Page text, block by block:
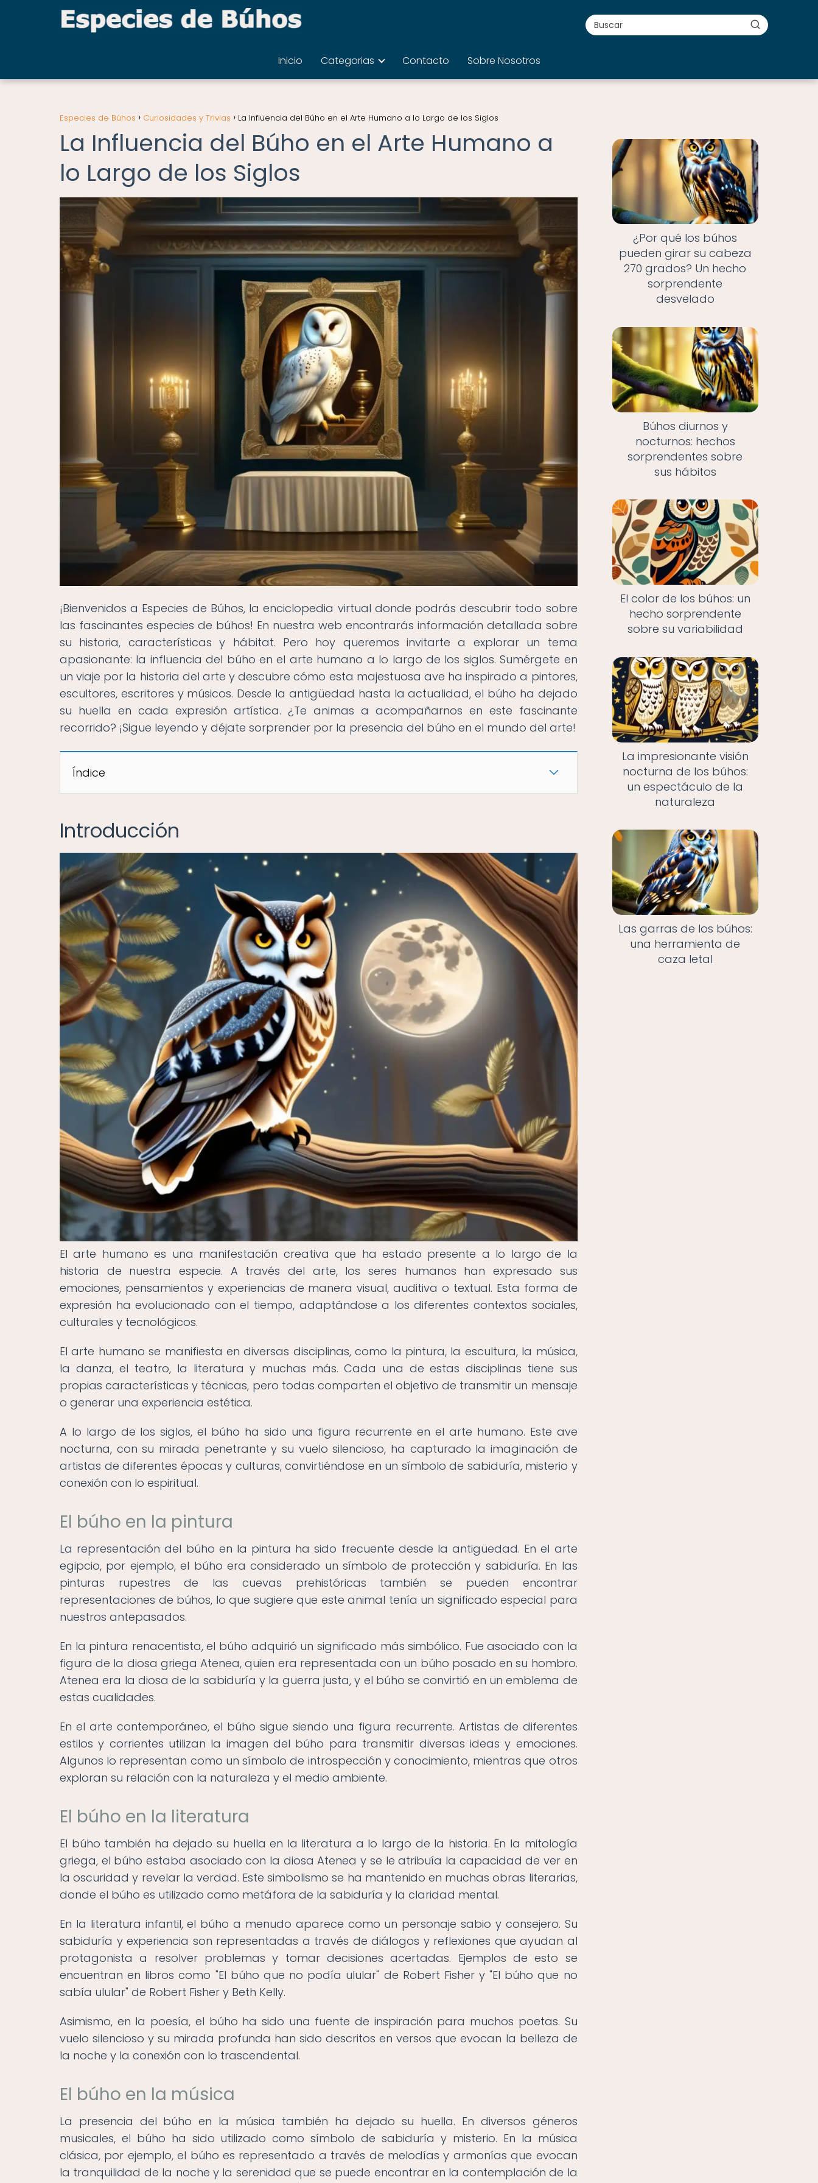
Inicio Categorias Contacto Sobre Nosotros
Especies de Búhos Curiosidades y Trivias La Influencia del Búho en el Arte Humano a lo Largo de los Siglos
La Influencia del Búho en el Arte Humano a
lo Largo de los Siglos
¡Bienvenidos a Especies de Búhos, la enciclopedia virtual donde podrás descubrir todo sobre
las fascinantes especies de búhos! En nuestra web encontrarás información detallada sobre
su historia, características y hábitat. Pero hoy queremos invitarte a explorar un tema
apasionante: la influencia del búho en el arte humano a lo largo de los siglos. Sumérgete en
un viaje por la historia del arte y descubre cómo esta majestuosa ave ha inspirado a pintores,
escultores, escritores y músicos. Desde la antigüedad hasta la actualidad, el búho ha dejado
su huella en cada expresión artística. ¿Te animas a acompañarnos en este fascinante
recorrido? ¡Sigue leyendo y déjate sorprender por la presencia del búho en el mundo del arte!
Índice
Introducción
El arte humano es una manifestación creativa que ha estado presente a lo largo de la
historia de nuestra especie. A través del arte, los seres humanos han expresado sus
emociones, pensamientos y experiencias de manera visual, auditiva o textual. Esta forma de
expresión ha evolucionado con el tiempo, adaptándose a los diferentes contextos sociales,
culturales y tecnológicos.
El arte humano se manifiesta en diversas disciplinas, como la pintura, la escultura, la música,
la danza, el teatro, la literatura y muchas más. Cada una de estas disciplinas tiene sus
propias características y técnicas, pero todas comparten el objetivo de transmitir un mensaje
o generar una experiencia estética.
A lo largo de los siglos, el búho ha sido una figura recurrente en el arte humano. Este ave
nocturna, con su mirada penetrante y su vuelo silencioso, ha capturado la imaginación de
artistas de diferentes épocas y culturas, convirtiéndose en un símbolo de sabiduría, misterio y
conexión con lo espiritual.
El búho en la pintura
La representación del búho en la pintura ha sido frecuente desde la antigüedad. En el arte
egipcio, por ejemplo, el búho era considerado un símbolo de protección y sabiduría. En las
pinturas rupestres de las cuevas prehistóricas también se pueden encontrar
representaciones de búhos, lo que sugiere que este animal tenía un significado especial para
nuestros antepasados.
En la pintura renacentista, el búho adquirió un significado más simbólico. Fue asociado con la
figura de la diosa griega Atenea, quien era representada con un búho posado en su hombro.
Atenea era la diosa de la sabiduría y la guerra justa, y el búho se convirtió en un emblema de
estas cualidades.
En el arte contemporáneo, el búho sigue siendo una figura recurrente. Artistas de diferentes
estilos y corrientes utilizan la imagen del búho para transmitir diversas ideas y emociones.
Algunos lo representan como un símbolo de introspección y conocimiento, mientras que otros
exploran su relación con la naturaleza y el medio ambiente.
El búho en la literatura
El búho también ha dejado su huella en la literatura a lo largo de la historia. En la mitología
griega, el búho estaba asociado con la diosa Atenea y se le atribuía la capacidad de ver en
la oscuridad y revelar la verdad. Este simbolismo se ha mantenido en muchas obras literarias,
donde el búho es utilizado como metáfora de la sabiduría y la claridad mental.
En la literatura infantil, el búho a menudo aparece como un personaje sabio y consejero. Su
sabiduría y experiencia son representadas a través de diálogos y reflexiones que ayudan al
protagonista a resolver problemas y tomar decisiones acertadas. Ejemplos de esto se
encuentran en libros como "El búho que no podía ulular" de Robert Fisher y "El búho que no
sabía ulular" de Robert Fisher y Beth Kelly.
Asimismo, en la poesía, el búho ha sido una fuente de inspiración para muchos poetas. Su
vuelo silencioso y su mirada profunda han sido descritos en versos que evocan la belleza de
la noche y la conexión con lo trascendental.
El búho en la música
La presencia del búho en la música también ha dejado su huella. En diversos géneros
musicales, el búho ha sido utilizado como símbolo de sabiduría y misterio. En la música
clásica, por ejemplo, el búho es representado a través de melodías y armonías que evocan
la tranquilidad de la noche y la serenidad que se puede encontrar en la contemplación de la
¿Por qué los búhos
pueden girar su cabeza
270 grados? Un hecho
sorprendente
desvelado
Búhos diurnos y
nocturnos: hechos
sorprendentes sobre
sus hábitos
El color de los búhos: un
hecho sorprendente
sobre su variabilidad
La impresionante visión
nocturna de los búhos:
un espectáculo de la
naturaleza
Las garras de los búhos:
una herramienta de
caza letal